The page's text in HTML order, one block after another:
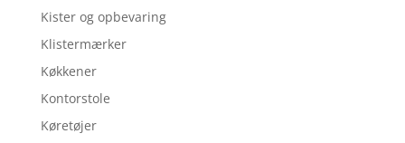
Kister og opbevaring
Klistermærker
Køkkener
Kontorstole
Køretøjer